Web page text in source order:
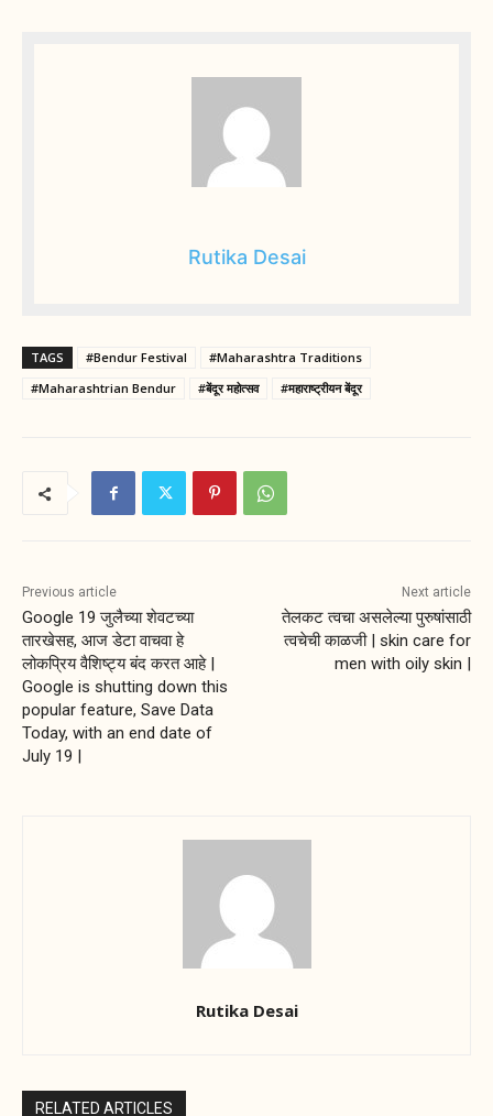
Rutika Desai
TAGS #Bendur Festival
#Maharashtra Traditions
#Maharashtrian Bendur
#बेंदूर महोत्सव #महाराष्ट्रीयन बेंदूर
Previous article
Google 19 जुलैच्या शेवटच्या
तारखेसह, आज डेटा वाचवा हे
लोकप्रिय वैशिष्ट्य बंद करत आहे |
Google is shutting down this
popular feature, Save Data
Today, with an end date of
July 19 |
Next article
तेलकट त्वचा असलेल्या पुरुषांसाठी
त्वचेची काळजी | skin care for
men with oily skin |
Rutika Desai
RELATED ARTICLES